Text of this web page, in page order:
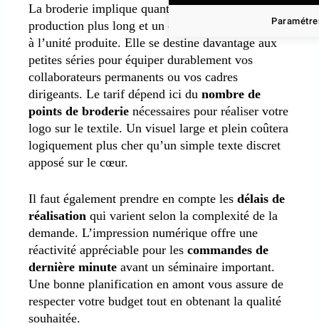
La broderie implique quant à elle un temps de
production plus long et un coût souvent plus élevé
à l’unité produite. Elle se destine davantage aux
petites séries pour équiper durablement vos
collaborateurs permanents ou vos cadres
dirigeants. Le tarif dépend ici du nombre de
points de broderie nécessaires pour réaliser votre
logo sur le textile. Un visuel large et plein coûtera
logiquement plus cher qu’un simple texte discret
apposé sur le cœur.
Il faut également prendre en compte les délais de
réalisation qui varient selon la complexité de la
demande. L’impression numérique offre une
réactivité appréciable pour les commandes de
dernière minute avant un séminaire important.
Une bonne planification en amont vous assure de
respecter votre budget tout en obtenant la qualité
souhaitée.